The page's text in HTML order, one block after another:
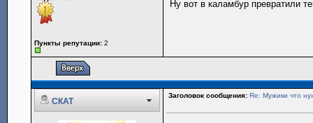
Пункты репутации: 2
Ну вот в каламбур превратили
СКАТ
Заголовок сообщения: Re: Мужики что